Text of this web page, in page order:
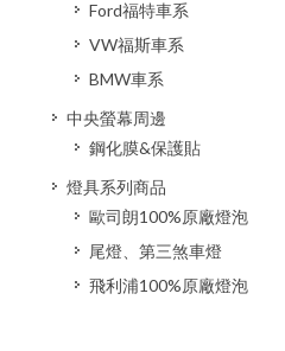
Ford福特車系
VW福斯車系
BMW車系
中央螢幕周邊
鋼化膜&保護貼
燈具系列商品
歐司朗100%原廠燈泡
尾燈、第三煞車燈
飛利浦100%原廠燈泡